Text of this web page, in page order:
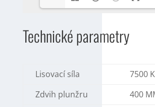
Technické parametry
Lisovací síla
7500
Zdvih plunžru
400